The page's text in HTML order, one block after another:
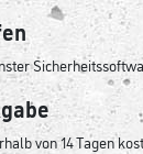
von 14 Tagen